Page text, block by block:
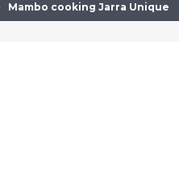
Mambo cooking Jarra Unique